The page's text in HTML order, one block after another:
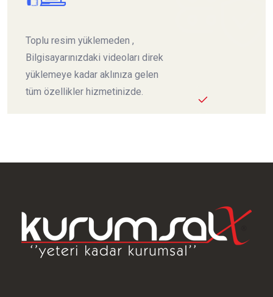
Toplu resim yüklemeden ,
Bilgisayarınızdaki videoları direk
yüklemeye kadar aklınıza gelen
tüm özellikler hizmetinizde.